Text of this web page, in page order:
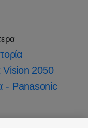
Vision 2050
- Panasonic